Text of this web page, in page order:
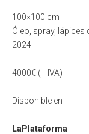
100×100 cm
Óleo, spray, lápices
2024
4000€ (+ IVA)
Disponible en_
LaPlataforma